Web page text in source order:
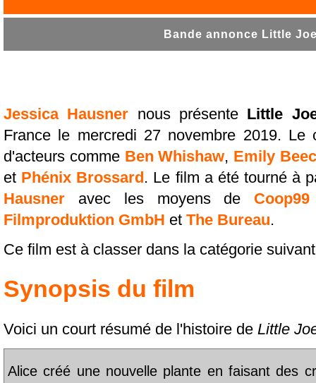
Bande annonce Little
Jessica Hausner nous présente Little
France le mercredi 27 novembre 2019. Le
d'acteurs comme Ben Whishaw, Emily
et Phénix Brossard . Le film a été tourné à
Hausner avec les moyens de
Filmproduktion GmbH et The Bureau.
Ce film est à classer dans la catégorie
Synopsis du film
Voici un court résumé de l'histoire de Little
Alice créé une nouvelle plante en faisant des